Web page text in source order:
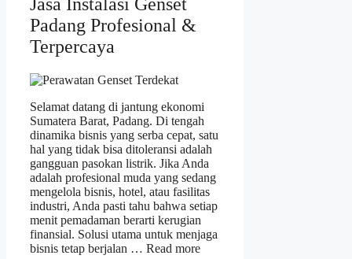
Padang Profesional &
Terpercaya
Selamat datang di jantung ekonomi
Sumatera Barat, Padang. Di tengah
dinamika bisnis yang serba cepat, satu
hal yang tidak bisa ditoleransi adalah
gangguan pasokan listrik. Jika Anda
adalah profesional muda yang sedang
mengelola bisnis, hotel, atau fasilitas
industri, Anda pasti tahu bahwa setiap
menit pemadaman berarti kerugian
finansial. Solusi utama untuk menjaga
bisnis tetap berjalan … Read more